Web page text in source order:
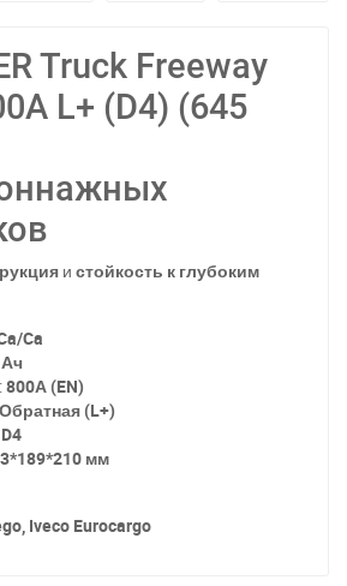
Truck Freeway
L+ (D4) (645
и стойкость к глубоким
Ca
800А (EN)
Обратная (L+)
D4
мм
Iveco Eurocargo